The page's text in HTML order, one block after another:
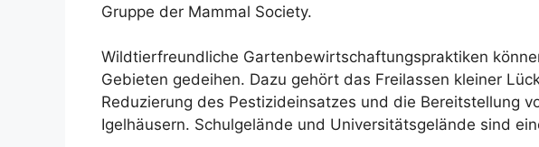
Gruppe der Mammal Society.
Wildtierfreundliche Gartenbewirtschaftungspraktiken
Gebieten gedeihen. Dazu gehört das Freilassen kleiner
Reduzierung des Pestizideinsatzes und die Bereitstellung
Igelhäusern. Schulgelände und Universitätsgelände sind